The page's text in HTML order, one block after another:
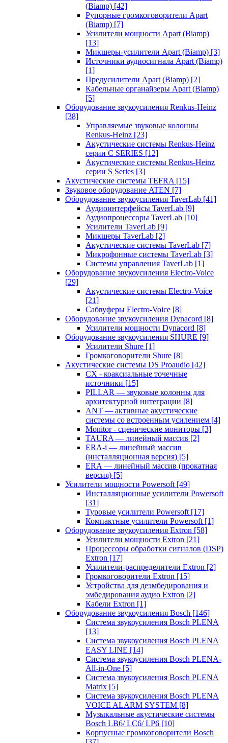
(Biamp) [42]
Рупорные громкоговорители Apart
(Biamp) [7]
Усилители мощности Apart (Biamp)
[13]
Микшеры-усилители Apart (Biamp) [3]
Источники аудиосигнала Apart (Biamp)
[1]
Предусилители Apart (Biamp) [2]
Кабельные органайзеры Apart (Biamp)
[5]
Оборудование звукоусиления Renkus-Heinz
[38]
Управляемые звуковые колонны
Renkus-Heinz [23]
Акустические системы Renkus-Heinz
серии C SERIES [12]
Акустические системы Renkus-Heinz
серии S Series [3]
Акустические системы TEFRA [15]
Звуковое оборудование ATEN [7]
Оборудование звукоусиления TaverLab [41]
Аудиоинтерфейсы TaverLab [9]
Аудиопроцессоры TaverLab [10]
Усилители TaverLab [9]
Микшеры TaverLab [2]
Акустические системы TaverLab [7]
Микрофонные системы TaverLab [3]
Системы управления TaverLab [1]
Оборудование звукоусиления Electro-Voice
[29]
Акустические системы Electro-Voice
[21]
Сабвуферы Electro-Voice [8]
Оборудование звукоусиления Dynacord [8]
Усилители мощности Dynacord [8]
Оборудование звукоусиления SHURE [9]
Усилители Shure [1]
Громкоговорители Shure [8]
Акустические системы DS Proaudio [42]
CX - коаксиальные точечные
источники [15]
PILLAR — звуковые колонны для
архитектурной интеграции [8]
ANT — активные акустические
системы со встроенным усилением [4]
Monitor - сценические мониторы [3]
TAURA — линейный массив [2]
ERA-i — линейный массив
(инсталляционная версия) [5]
ERA — линейный массив (прокатная
версия) [5]
Усилители мощности Powersoft [49]
Инсталляционные усилители Powersoft
[31]
Туровые усилители Powersoft [17]
Компактные усилители Powersoft [1]
Оборудование звукоусиления Extron [58]
Усилители мощности Extron [21]
Процессоры обработки сигналов (DSP)
Extron [17]
Усилители-распределители Extron [2]
Громкоговорители Extron [15]
Устройства для деэмбедирования и
эмбедирования аудио Extron [2]
Кабели Extron [1]
Оборудование звукоусиления Bosch [146]
Система звукоусиления Bosch PLENA
[13]
Система звукоусиления Bosch PLENA
EASY LINE [14]
Система звукоусиления Bosch PLENA-
All-in-One [5]
Система звукоусиления Bosch PLENA
Matrix [5]
Система звукоусиления Bosch PLENA
VOICE ALARM SYSTEM [8]
Музыкальные акустические системы
Bosch LB6/ LC6/ LP6 [10]
Корпусные громкоговорители Bosch